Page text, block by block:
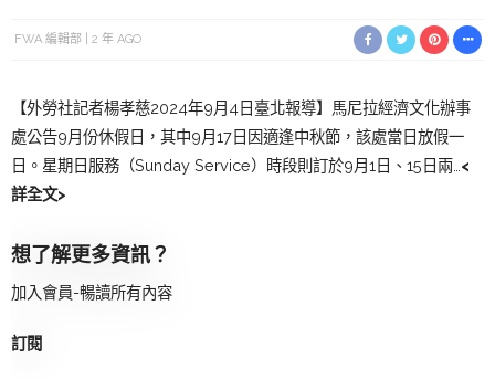
FWA 編輯部 2 年 AGO
【外勞社記者楊孝慈2024年9月4日臺北報導】馬尼拉經濟文化辦事
處公告9月份休假日，其中9月17日因適逢中秋節，該處當日放假一
日。星期日服務（Sunday Service）時段則訂於9月1日、15日兩…<
詳全文>
想了解更多資訊？
加入會員-暢讀所有內容
訂閱